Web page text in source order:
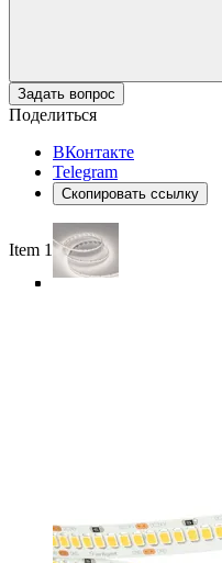
Задать вопрос
Поделиться
ВКонтакте
Telegram
Скопировать ссылку
Item 1 of 5